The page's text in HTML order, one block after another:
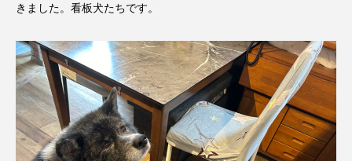
きました。看板犬たちです。